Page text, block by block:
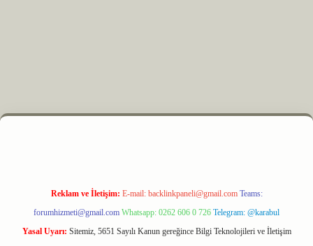
elexbet
Reklam ve İletişim: E-mail: backlinkpaneli@gmail.com Teams:
forumhizmeti@gmail.com Whatsapp: 0262 606 0 726 Telegram: @karabul
Yasal Uyarı: Sitemiz, 5651 Sayılı Kanun gereğince Bilgi Teknolojileri ve İletişim